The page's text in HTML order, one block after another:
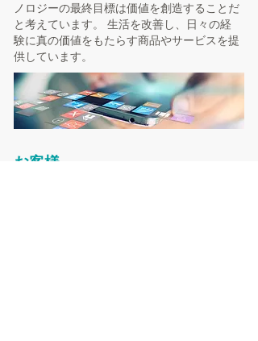
ノロジーの最終目標は価値を創造することだ
と考えています。 生活を改善し、日々の経
験に真の価値をもたらす商品やサービスを提
供しています。
お客様